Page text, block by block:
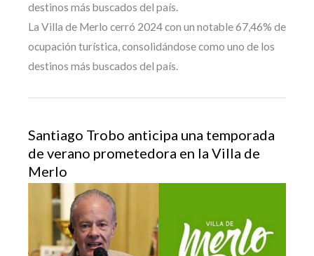
destinos más buscados del país.
La Villa de Merlo cerró 2024 con un notable 67,46% de
ocupación turística, consolidándose como uno de los
destinos más buscados del país.
Santiago Trobo anticipa una temporada
de verano prometedora en la Villa de
Merlo